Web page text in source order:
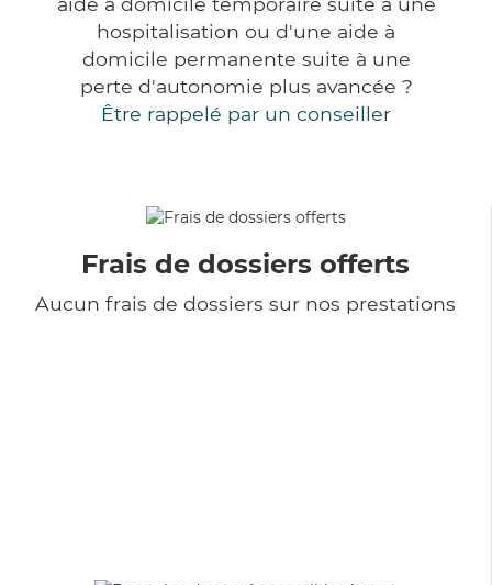
hospitalisation ou d'une aide à
domicile permanente suite à une
perte d'autonomie plus avancée ?
Être rappelé par un conseiller
Frais de dossiers offerts
Aucun frais de dossiers sur nos prestations